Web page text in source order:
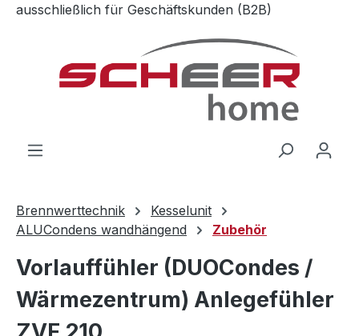
Zum Hauptinhalt springen
ausschließlich für Geschäftskunden (B2B)
Brennwerttechnik
Kesselunit
ALUCondens wandhängend
Zubehör
Vorlauffühler (DUOCondes /
Wärmezentrum) Anlegefühler